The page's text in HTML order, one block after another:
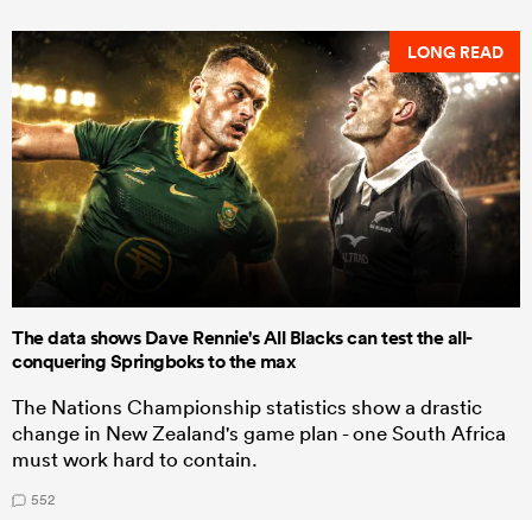
LONG READ
The data shows Dave Rennie's All Blacks can test the all-
conquering Springboks to the max
The Nations Championship statistics show a drastic
change in New Zealand's game plan - one South Africa
must work hard to contain.
552